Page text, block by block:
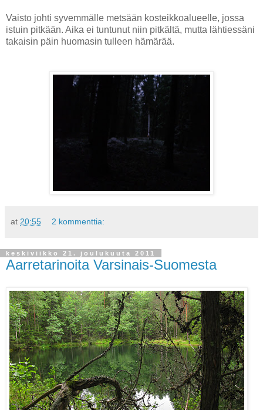
Vaisto johti syvemmälle metsään kosteikkoalueelle, jossa
istuin pitkään. Aika ei tuntunut niin pitkältä, mutta lähtiessäni
takaisin päin huomasin tulleen hämärää.
at 20:55 2 kommenttia:
keskiviikko 21. joulukuuta 2011
Aarretarinoita Varsinais-Suomesta